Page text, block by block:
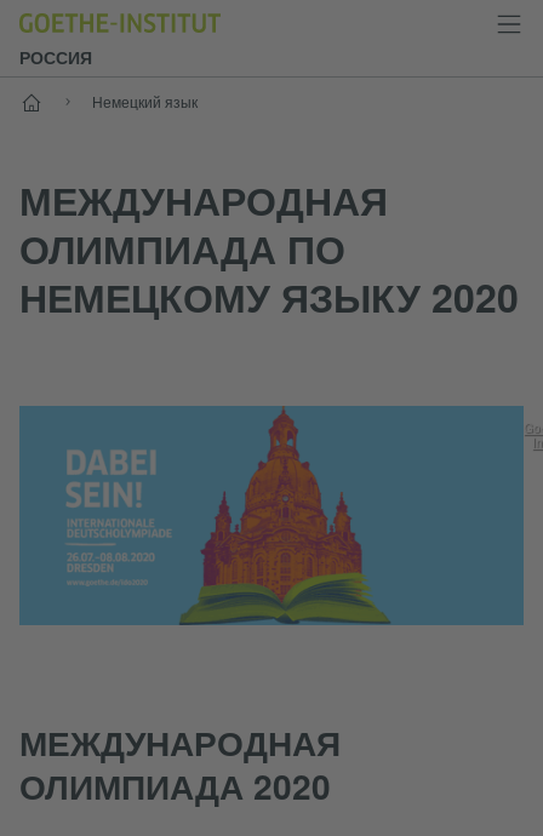
РОССИЯ
Старт
Немецкий язык
МЕЖДУНАРОДНАЯ
ОЛИМПИАДА ПО
НЕМЕЦКОМУ ЯЗЫКУ 2020
МЕЖДУНАРОДНАЯ
ОЛИМПИАДА 2020